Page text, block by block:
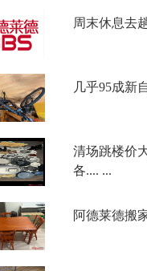
周末休息去
几乎95成新
清场跳楼价
各.... ...
阿德莱德搬